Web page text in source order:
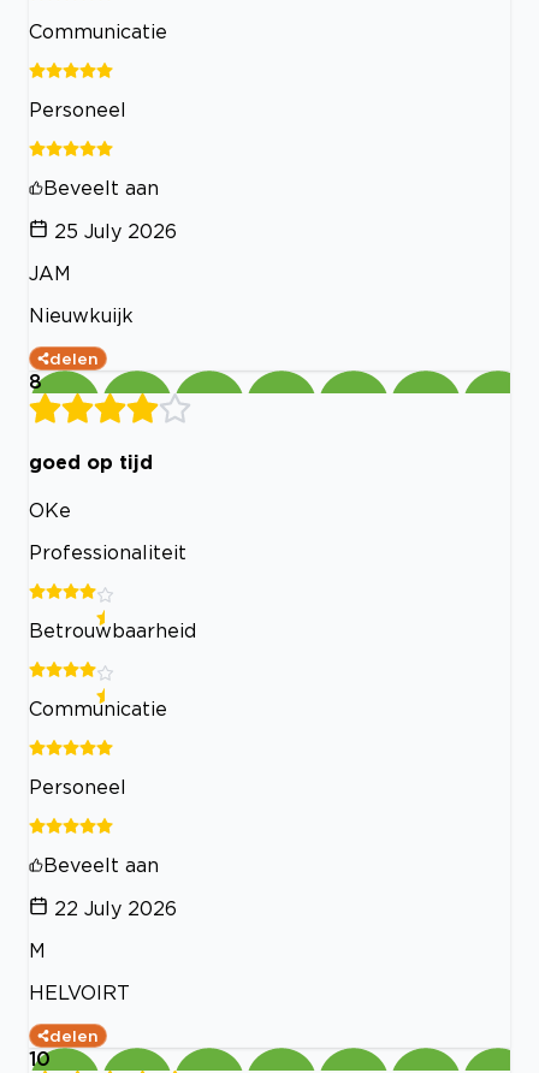
Communicatie
Personeel
Beveelt aan
25 July 2026
JAM
Nieuwkuijk
delen
8
goed op tijd
OKe
Professionaliteit
Betrouwbaarheid
Communicatie
Personeel
Beveelt aan
22 July 2026
M
HELVOIRT
delen
10